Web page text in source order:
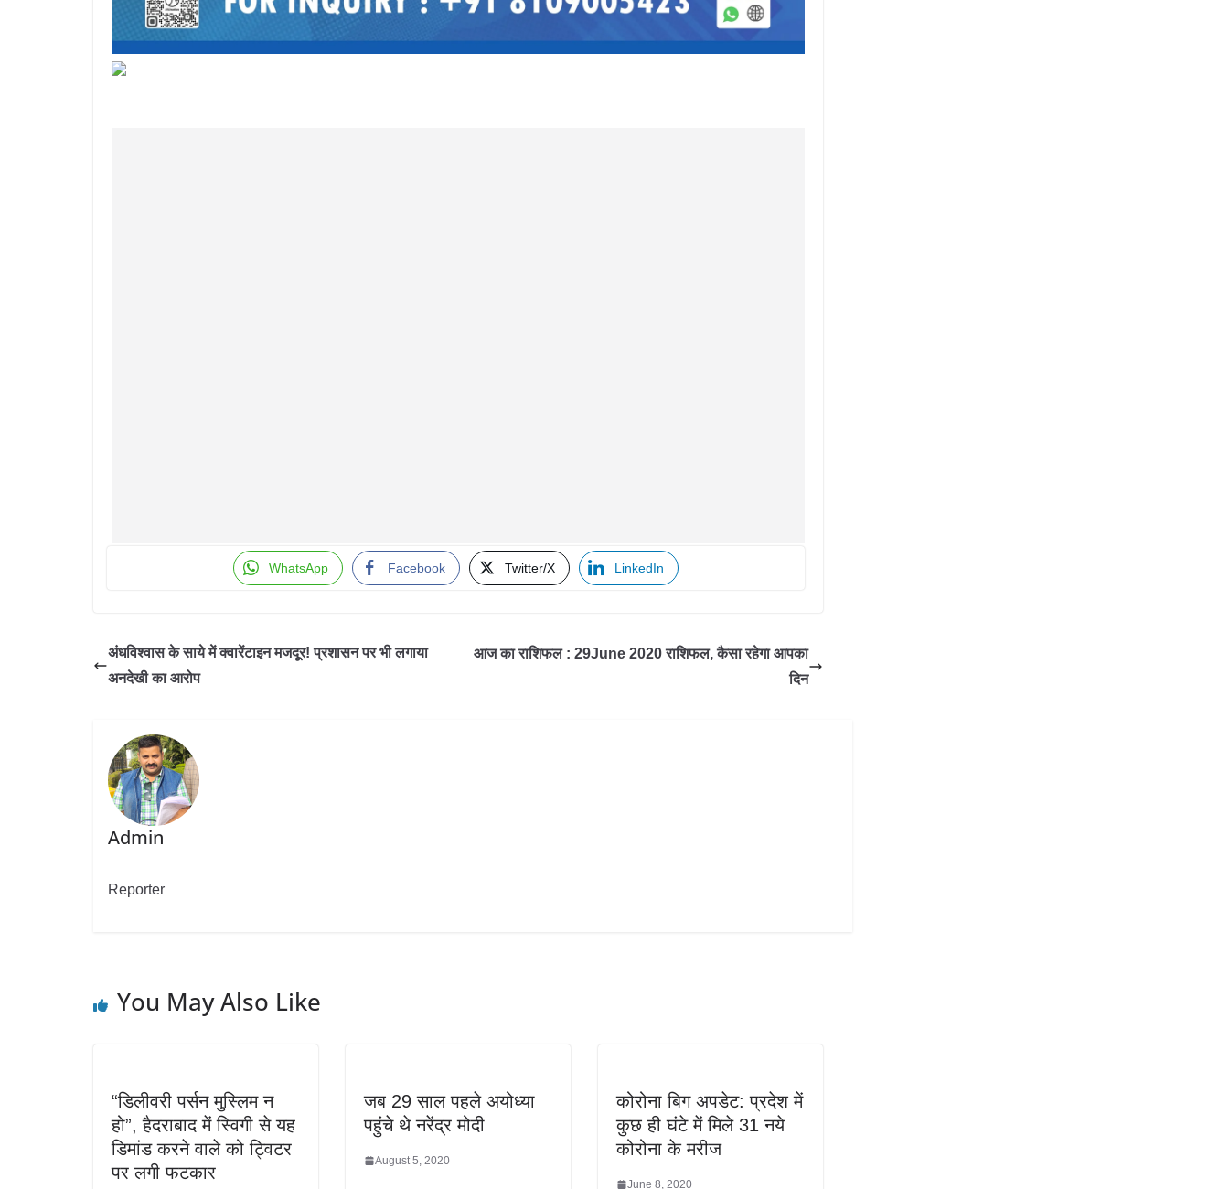
WhatsApp Facebook Twitter/X LinkedIn
अंधविश्वास के साये में क्वारेंटाइन मजदूर! प्रशासन पर भी लगाया
अनदेखी का आरोप
आज का राशिफल : 29June 2020 राशिफल, कैसा रहेगा आपका
दिन
Admin
Reporter
You May Also Like
“डिलीवरी पर्सन मुस्लिम न
हो”, हैदराबाद में स्विगी से यह
डिमांड करने वाले को ट्विटर
पर लगी फटकार
जब 29 साल पहले अयोध्या
पहुंचे थे नरेंद्र मोदी
August 5, 2020
कोरोना बिग अपडेट: प्रदेश में
कुछ ही घंटे में मिले 31 नये
कोरोना के मरीज
June 8, 2020